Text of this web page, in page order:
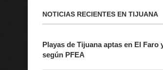
NOTICIAS RECIENTES EN TIJUANA
Playas de Tijuana aptas en El Faro
según PFEA